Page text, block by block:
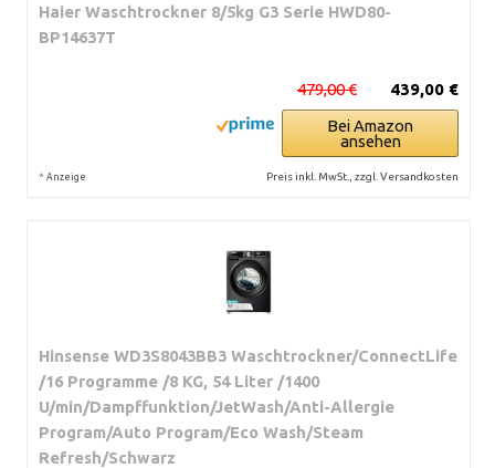
Haier Waschtrockner 8/5kg G3 Serie HWD80-
BP14637T
439,00 €
479,00 €
Bei Amazon
ansehen
* Anzeige Preis inkl. MwSt., zzgl. Versandkosten
Hinsense WD3S8043BB3 Waschtrockner/ConnectLife
/16 Programme /8 KG, 54 Liter /1400
U/min/Dampffunktion/JetWash/Anti-Allergie
Program/Auto Program/Eco Wash/Steam
Refresh/Schwarz